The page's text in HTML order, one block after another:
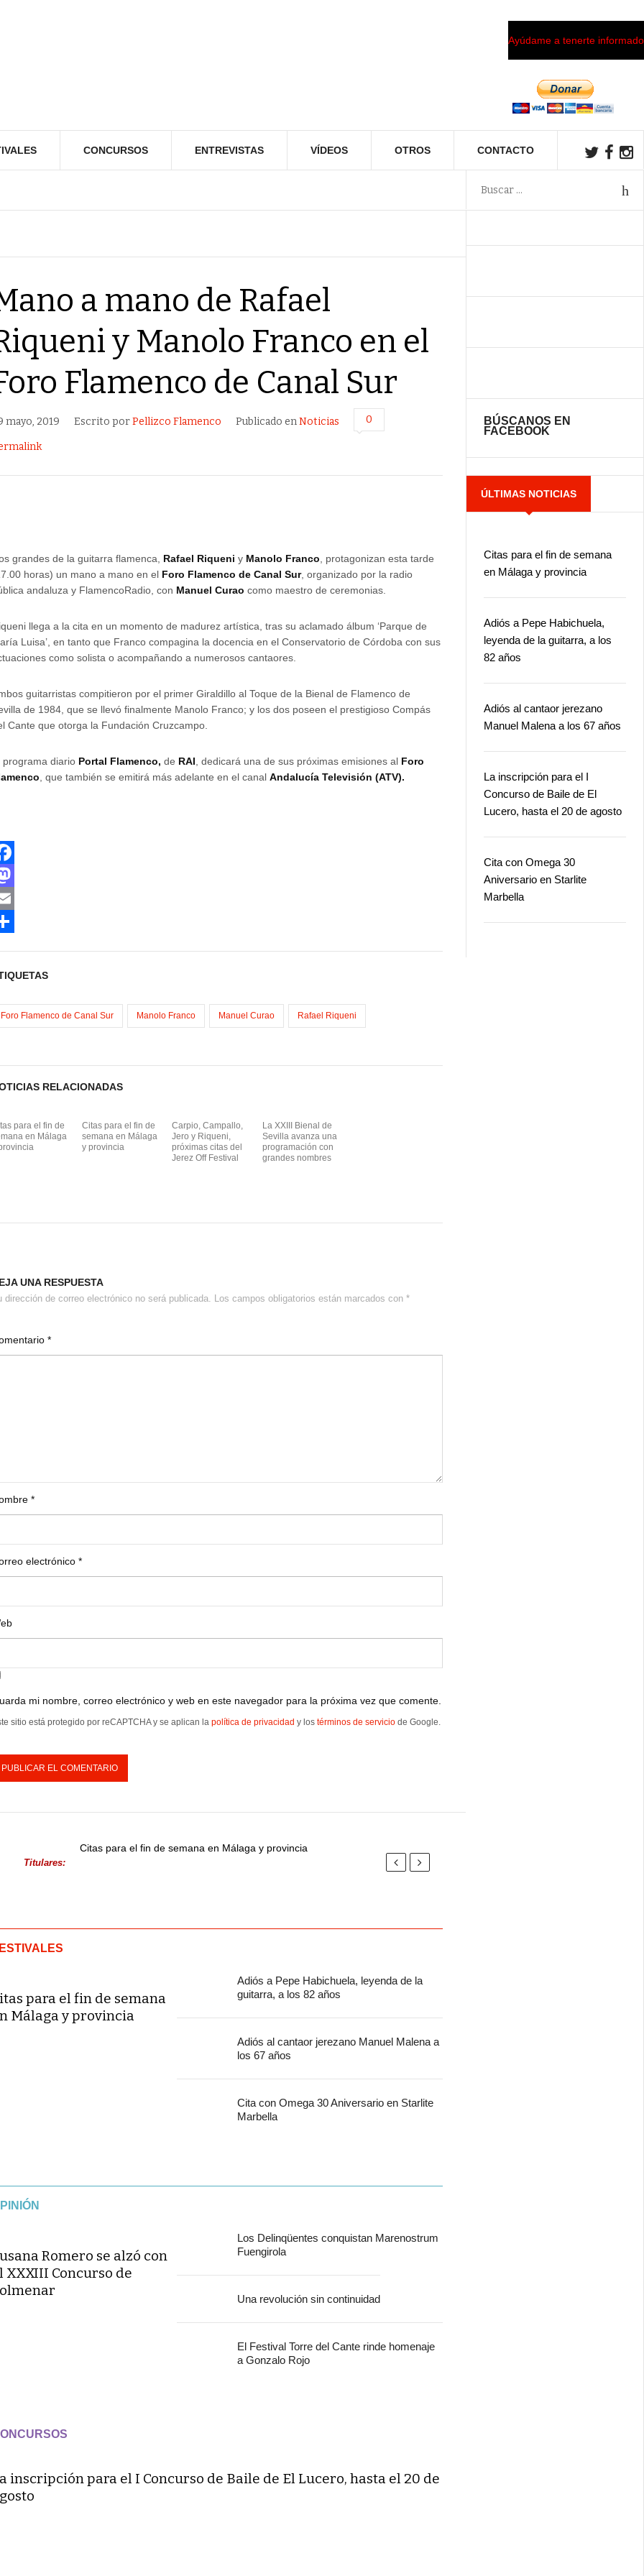
Ayúdame a tenerte informado
CONCURSOS ENTREVISTAS VÍDEOS OTROS CONTACTO
a mano de Rafael
y Manolo Franco en el
Flamenco de Canal Sur
mayo, 2019 Escrito porPellizco Flamenco Publicado enNoticias 0
grandes de la guitarra flamenca, Rafael Riqueni y Manolo Franco , protagonizan esta tarde
horas) un mano a mano en el Foro Flamenco de Canal Sur, organizado por la radio
andaluza y FlamencoRadio, con Manuel Curao como maestro de ceremonias.
llega a la cita en un momento de madurez artística, tras su aclamado álbum ‘Parque de
Luisa’, en tanto que Franco compagina la docencia en el Conservatorio de Córdoba con sus
como solista o acompañando a numerosos cantaores.
guitarristas compitieron por el primer Giraldillo al Toque de la Bienal de Flamenco de
de 1984, que se llevó finalmente Manolo Franco; y los dos poseen el prestigioso Compás
Cante que otorga la Fundación Cruzcampo.
programa diario Portal Flamenco,de RAI , dedicará una de sus próximas emisiones al Foro
, que también se emitirá más adelante en el canalAndalucía Televisión (ATV).
Foro Flamenco de Canal Sur Manolo Franco Manuel Curao Rafael Riqueni
RELACIONADAS
para el fin de
en Málaga
Citas para el fin de
semana en Málaga
y provincia
Carpio, Campallo,
Jero y Riqueni,
próximas citas del
Jerez Off Festival
La XXIII Bienal de
Sevilla avanza una
programación con
grandes nombres
UNA RESPUESTA
dirección de correo electrónico no será publicada. Los campos obligatorios están marcados con*
*
*
electrónico*
mi nombre, correo electrónico y web en este navegador para la próxima vez que comente.
sitio está protegido por reCAPTCHA y se aplican lapolítica de privacidad y lostérminos de servicio de Google.
Titulares:
Citas para el fin de semana en Málaga y provincia
para el fin de semana
Málaga y provincia
Adiós a Pepe Habichuela, leyenda de la
guitarra, a los 82 años
Adiós al cantaor jerezano Manuel Malena a
los 67 años
Cita con Omega 30 Aniversario en Starlite
Marbella
Romero se alzó con
XXXIII Concurso de
Los Delinqüentes conquistan Marenostrum
Fuengirola
Una revolución sin continuidad
El Festival Torre del Cante rinde homenaje
a Gonzalo Rojo
inscripción para el I Concurso de Baile de El Lucero, hasta el 20 de
BÚSCANOS EN
FACEBOOK
ÚLTIMAS NOTICIAS
Citas para el fin de semana
en Málaga y provincia
Adiós a Pepe Habichuela,
leyenda de la guitarra, a los
82 años
Adiós al cantaor jerezano
Manuel Malena a los 67 años
La inscripción para el I
Concurso de Baile de El
Lucero, hasta el 20 de agosto
Cita con Omega 30
Aniversario en Starlite
Marbella